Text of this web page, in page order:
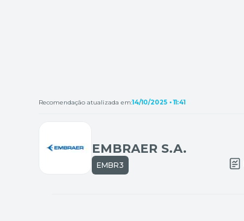
EMBRAER S.A.
EMBR3
Recomendação atualizada em:14/10/2025 • 11:41